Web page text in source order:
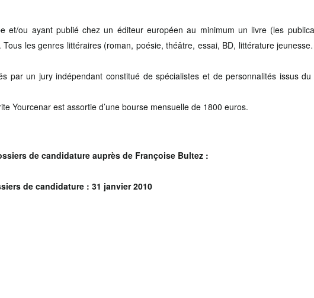
et/ou ayant publié chez un éditeur européen au minimum un livre (les
Tous les genres littéraires (roman, poésie, théâtre, essai, BD, littérature
par un jury indépendant constitué de spécialistes et de personnalités issus du
Yourcenar est assortie d’une bourse mensuelle de 1800 euros.
de candidature auprès de Françoise Bultez :
de candidature : 31 janvier 2010